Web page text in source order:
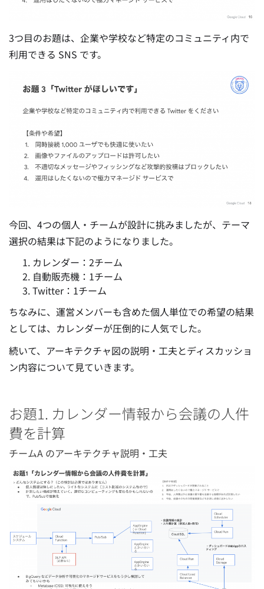
3つ目のお題は、企業や学校など特定のコミュニティ内で
利用できる SNS です。
今回、4つの個人・チームが設計に挑みましたが、テーマ
選択の結果は下記のようになりました。
カレンダー：2チーム
自動販売機：1チーム
Twitter：1チーム
ちなみに、運営メンバーも含めた個人単位での希望の結果
としては、カレンダーが圧倒的に人気でした。
続いて、アーキテクチャ図の説明・工夫とディスカッショ
ン内容について見ていきます。
お題1. カレンダー情報から会議の人件
費を計算
チームA のアーキテクチャ説明・工夫